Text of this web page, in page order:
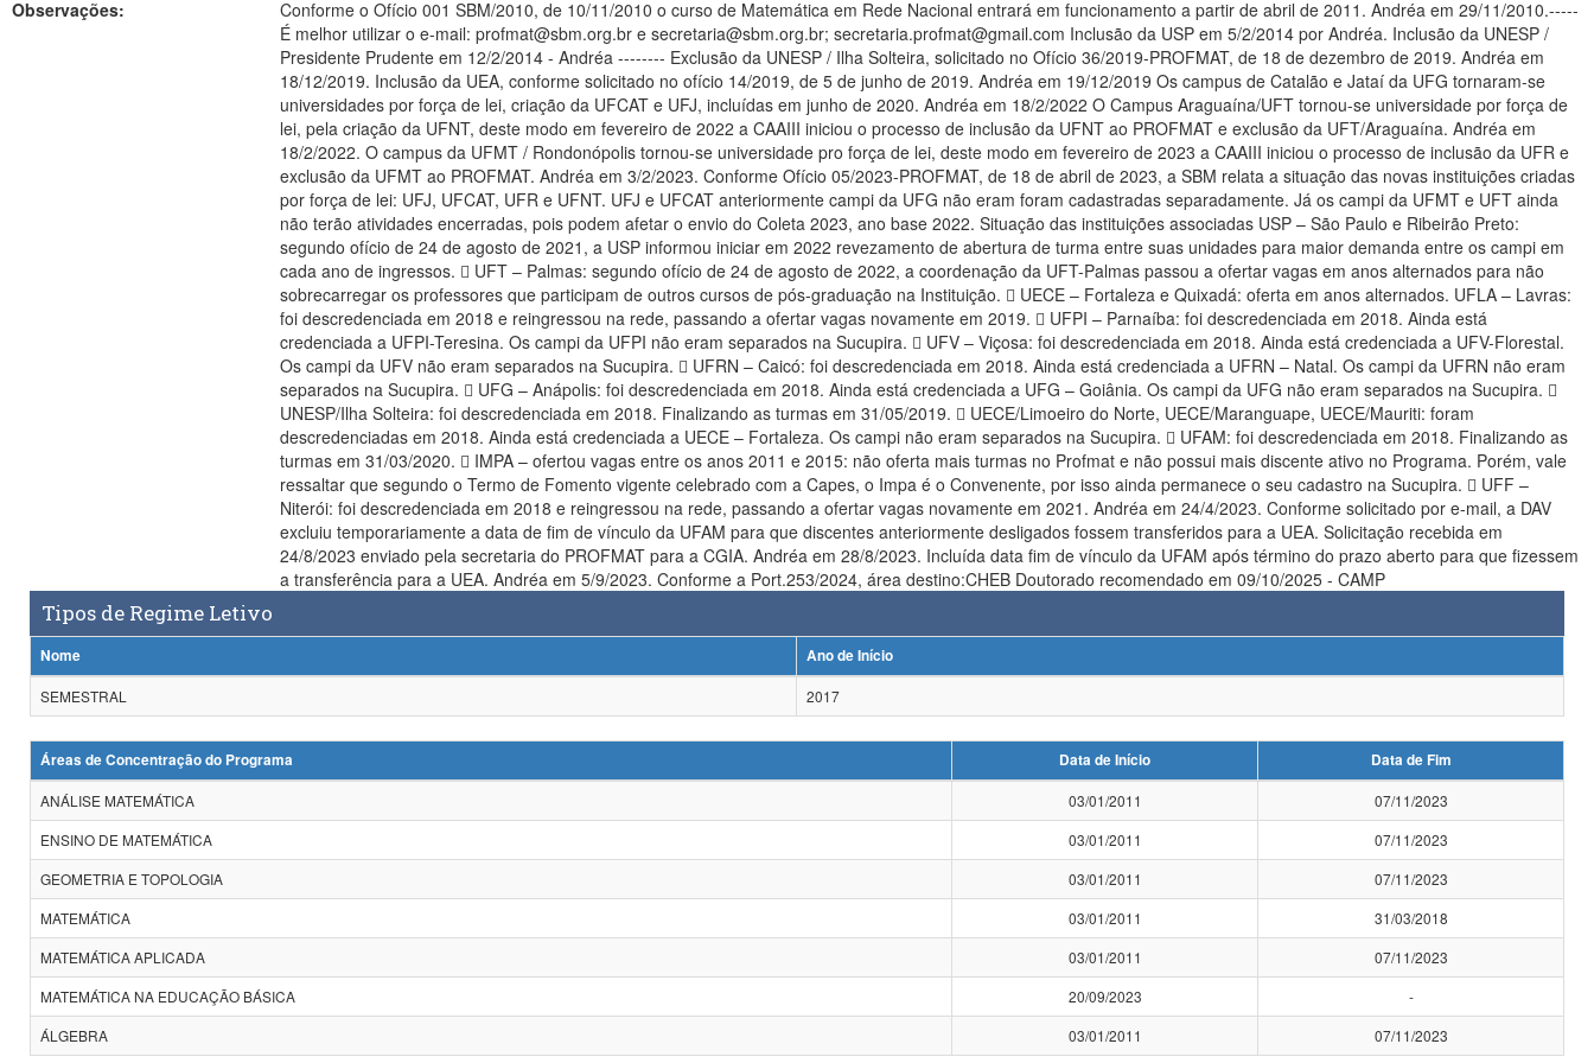
Observações:
Conforme o Ofício 001 SBM/2010, de 10/11/2010 o curso de Matemática em Rede Nacional entrará em funcionamento a partir de abril de 2011. Andréa em 29/11/2010.-----
É melhor utilizar o e-mail: profmat@sbm.org.br e secretaria@sbm.org.br; secretaria.profmat@gmail.com Inclusão da USP em 5/2/2014 por Andréa. Inclusão da UNESP /
Presidente Prudente em 12/2/2014 - Andréa -------- Exclusão da UNESP / Ilha Solteira, solicitado no Ofício 36/2019-PROFMAT, de 18 de dezembro de 2019. Andréa em
18/12/2019. Inclusão da UEA, conforme solicitado no ofício 14/2019, de 5 de junho de 2019. Andréa em 19/12/2019 Os campus de Catalão e Jataí da UFG tornaram-se
universidades por força de lei, criação da UFCAT e UFJ, incluídas em junho de 2020. Andréa em 18/2/2022 O Campus Araguaína/UFT tornou-se universidade por força de
lei, pela criação da UFNT, deste modo em fevereiro de 2022 a CAAIII iniciou o processo de inclusão da UFNT ao PROFMAT e exclusão da UFT/Araguaína. Andréa em
18/2/2022. O campus da UFMT / Rondonópolis tornou-se universidade pro força de lei, deste modo em fevereiro de 2023 a CAAIII iniciou o processo de inclusão da UFR e
exclusão da UFMT ao PROFMAT. Andréa em 3/2/2023. Conforme Ofício 05/2023-PROFMAT, de 18 de abril de 2023, a SBM relata a situação das novas instituições criadas
por força de lei: UFJ, UFCAT, UFR e UFNT. UFJ e UFCAT anteriormente campi da UFG não eram foram cadastradas separadamente. Já os campi da UFMT e UFT ainda
não terão atividades encerradas, pois podem afetar o envio do Coleta 2023, ano base 2022. Situação das instituições associadas USP – São Paulo e Ribeirão Preto:
segundo ofício de 24 de agosto de 2021, a USP informou iniciar em 2022 revezamento de abertura de turma entre suas unidades para maior demanda entre os campi em
cada ano de ingressos.  UFT – Palmas: segundo ofício de 24 de agosto de 2022, a coordenação da UFT-Palmas passou a ofertar vagas em anos alternados para não
sobrecarregar os professores que participam de outros cursos de pós-graduação na Instituição.  UECE – Fortaleza e Quixadá: oferta em anos alternados. UFLA – Lavras:
foi descredenciada em 2018 e reingressou na rede, passando a ofertar vagas novamente em 2019.  UFPI – Parnaíba: foi descredenciada em 2018. Ainda está
credenciada a UFPI-Teresina. Os campi da UFPI não eram separados na Sucupira.  UFV – Viçosa: foi descredenciada em 2018. Ainda está credenciada a UFV-Florestal.
Os campi da UFV não eram separados na Sucupira.  UFRN – Caicó: foi descredenciada em 2018. Ainda está credenciada a UFRN – Natal. Os campi da UFRN não eram
separados na Sucupira.  UFG – Anápolis: foi descredenciada em 2018. Ainda está credenciada a UFG – Goiânia. Os campi da UFG não eram separados na Sucupira. 
UNESP/Ilha Solteira: foi descredenciada em 2018. Finalizando as turmas em 31/05/2019.  UECE/Limoeiro do Norte, UECE/Maranguape, UECE/Mauriti: foram
descredenciadas em 2018. Ainda está credenciada a UECE – Fortaleza. Os campi não eram separados na Sucupira.  UFAM: foi descredenciada em 2018. Finalizando as
turmas em 31/03/2020.  IMPA – ofertou vagas entre os anos 2011 e 2015: não oferta mais turmas no Profmat e não possui mais discente ativo no Programa. Porém, vale
ressaltar que segundo o Termo de Fomento vigente celebrado com a Capes, o Impa é o Convenente, por isso ainda permanece o seu cadastro na Sucupira.  UFF –
Niterói: foi descredenciada em 2018 e reingressou na rede, passando a ofertar vagas novamente em 2021. Andréa em 24/4/2023. Conforme solicitado por e-mail, a DAV
excluiu temporariamente a data de fim de vínculo da UFAM para que discentes anteriormente desligados fossem transferidos para a UEA. Solicitação recebida em
24/8/2023 enviado pela secretaria do PROFMAT para a CGIA. Andréa em 28/8/2023. Incluída data fim de vínculo da UFAM após término do prazo aberto para que fizessem
a transferência para a UEA. Andréa em 5/9/2023. Conforme a Port.253/2024, área destino:CHEB Doutorado recomendado em 09/10/2025 - CAMP
Tipos de Regime Letivo
Nome
Ano de Início
SEMESTRAL
2017
Áreas de Concentração do Programa Data de Início
Data de Fim
ANÁLISE MATEMÁTICA
03/01/2011
07/11/2023
ENSINO DE MATEMÁTICA
03/01/2011
07/11/2023
GEOMETRIA E TOPOLOGIA
03/01/2011
07/11/2023
MATEMÁTICA
03/01/2011
31/03/2018
MATEMÁTICA APLICADA
03/01/2011
07/11/2023
MATEMÁTICA NA EDUCAÇÃO BÁSICA
20/09/2023
-
ÁLGEBRA
03/01/2011 07/11/2023